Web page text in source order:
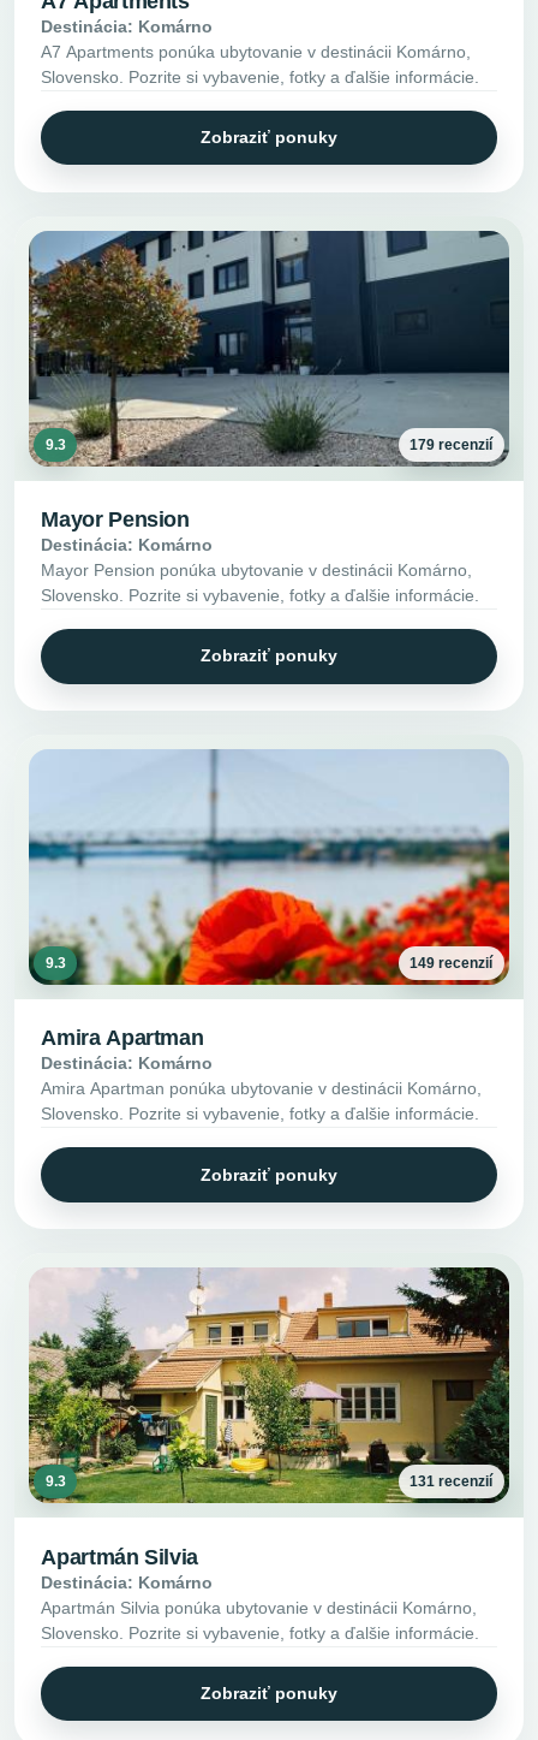
Destinácia: Komárno
A7 Apartments ponúka ubytovanie v destinácii Komárno,
Slovensko. Pozrite si vybavenie, fotky a ďalšie informácie.
Zobraziť ponuky
9.3 179 recenzií
Mayor Pension
Destinácia: Komárno
Mayor Pension ponúka ubytovanie v destinácii Komárno,
Slovensko. Pozrite si vybavenie, fotky a ďalšie informácie.
Zobraziť ponuky
9.3 149 recenzií
Amira Apartman
Destinácia: Komárno
Amira Apartman ponúka ubytovanie v destinácii Komárno,
Slovensko. Pozrite si vybavenie, fotky a ďalšie informácie.
Zobraziť ponuky
9.3 131 recenzií
Apartmán Silvia
Destinácia: Komárno
Apartmán Silvia ponúka ubytovanie v destinácii Komárno,
Slovensko. Pozrite si vybavenie, fotky a ďalšie informácie.
Zobraziť ponuky